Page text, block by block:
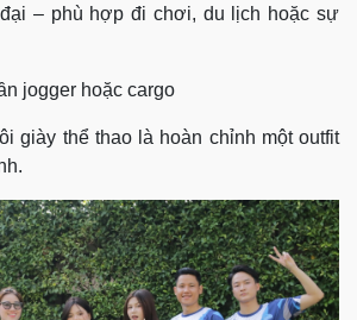
– phù hợp đi chơi, du lịch hoặc sự
jogger hoặc cargo
giày thể thao là hoàn chỉnh một outfit